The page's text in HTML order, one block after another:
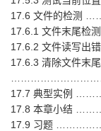
17.6 文件的检
17.6.1 文件末尾
17.6.2 文件读写出
17.6.3 清除文件末
17.7 典型实
17.8 本章小
17.9 习题